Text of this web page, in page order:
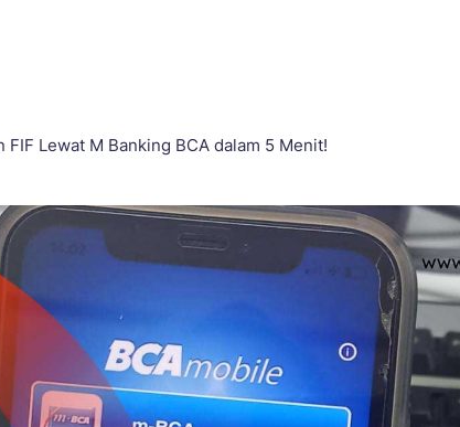
FIF Lewat M Banking BCA dalam 5 Menit!